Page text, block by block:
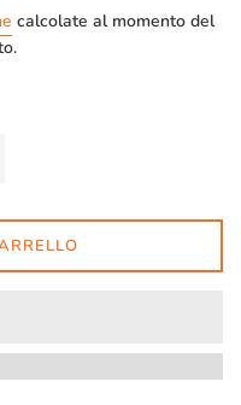
calcolate al momento del